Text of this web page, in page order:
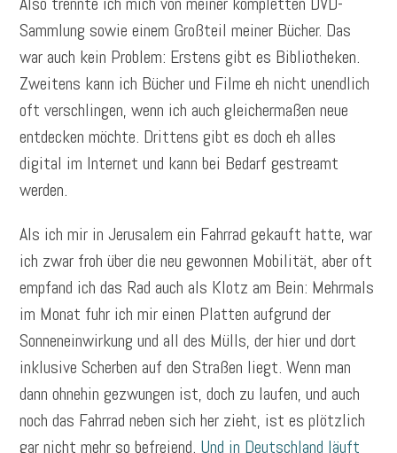
Sammlung sowie einem Großteil meiner Bücher. Das
war auch kein Problem: Erstens gibt es Bibliotheken.
Zweitens kann ich Bücher und Filme eh nicht unendlich
oft verschlingen, wenn ich auch gleichermaßen neue
entdecken möchte. Drittens gibt es doch eh alles
digital im Internet und kann bei Bedarf gestreamt
werden.
Als ich mir in Jerusalem ein Fahrrad gekauft hatte, war
ich zwar froh über die neu gewonnen Mobilität, aber oft
empfand ich das Rad auch als Klotz am Bein: Mehrmals
im Monat fuhr ich mir einen Platten aufgrund der
Sonneneinwirkung und all des Mülls, der hier und dort
inklusive Scherben auf den Straßen liegt. Wenn man
dann ohnehin gezwungen ist, doch zu laufen, und auch
noch das Fahrrad neben sich her zieht, ist es plötzlich
gar nicht mehr so befreiend. Und in Deutschland läuft